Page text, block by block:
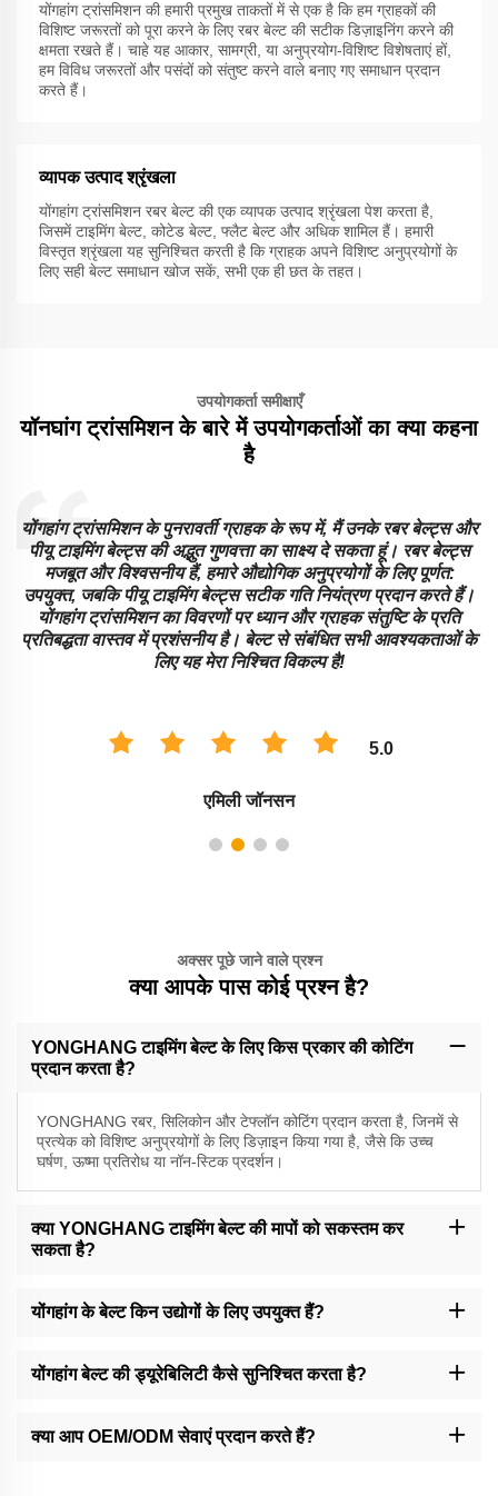
योंगहांग ट्रांसमिशन की हमारी प्रमुख ताकतों में से एक है कि हम ग्राहकों की
विशिष्ट जरूरतों को पूरा करने के लिए रबर बेल्ट की सटीक डिज़ाइनिंग करने की
क्षमता रखते हैं। चाहे यह आकार, सामग्री, या अनुप्रयोग-विशिष्ट विशेषताएं हों,
हम विविध जरूरतों और पसंदों को संतुष्ट करने वाले बनाए गए समाधान प्रदान
करते हैं।
व्यापक उत्पाद श्रृंखला
योंगहांग ट्रांसमिशन रबर बेल्ट की एक व्यापक उत्पाद श्रृंखला पेश करता है,
जिसमें टाइमिंग बेल्ट, कोटेड बेल्ट, फ्लैट बेल्ट और अधिक शामिल हैं। हमारी
विस्तृत श्रृंखला यह सुनिश्चित करती है कि ग्राहक अपने विशिष्ट अनुप्रयोगों के
लिए सही बेल्ट समाधान खोज सकें, सभी एक ही छत के तहत।
उपयोगकर्ता समीक्षाएँ
यॉनघांग ट्रांसमिशन के बारे में उपयोगकर्ताओं का क्या कहना
है
योंगहांग ट्रांसमिशन के पुनरावर्ती ग्राहक के रूप में, मैं उनके रबर बेल्ट्स और
पीयू टाइमिंग बेल्ट्स की अद्भुत गुणवत्ता का साक्ष्य दे सकता हूं। रबर बेल्ट्स
मजबूत और विश्वसनीय हैं, हमारे औद्योगिक अनुप्रयोगों के लिए पूर्णत:
उपयुक्त, जबकि पीयू टाइमिंग बेल्ट्स सटीक गति नियंत्रण प्रदान करते हैं।
योंगहांग ट्रांसमिशन का विवरणों पर ध्यान और ग्राहक संतुष्टि के प्रति
प्रतिबद्धता वास्तव में प्रशंसनीय है। बेल्ट से संबंधित सभी आवश्यकताओं के
लिए यह मेरा निश्चित विकल्प है!
5.0
एमिली जॉनसन
अक्सर पूछे जाने वाले प्रश्न
क्या आपके पास कोई प्रश्न है?
YONGHANG टाइमिंग बेल्ट के लिए किस प्रकार की कोटिंग
प्रदान करता है?
YONGHANG रबर, सिलिकोन और टेफ्लॉन कोटिंग प्रदान करता है, जिनमें से
प्रत्येक को विशिष्ट अनुप्रयोगों के लिए डिज़ाइन किया गया है, जैसे कि उच्च
घर्षण, ऊष्मा प्रतिरोध या नॉन-स्टिक प्रदर्शन।
क्या YONGHANG टाइमिंग बेल्ट की मापों को सकस्तम कर
सकता है?
कटिंग और स्लाइसिंग प्रदान करते हैं।
योंगहांग के बेल्ट किन उद्योगों के लिए उपयुक्त हैं?
करते हैं।
योंगहांग बेल्ट की ड्यूरेबिलिटी कैसे सुनिश्चित करता है?
जिसके परिणामस्वरूप औसत उत्पादों की तुलना में 30% अधिक जीवनकाल वाले बेल्ट
क्या आप OEM/ODM सेवाएं प्रदान करते हैं?